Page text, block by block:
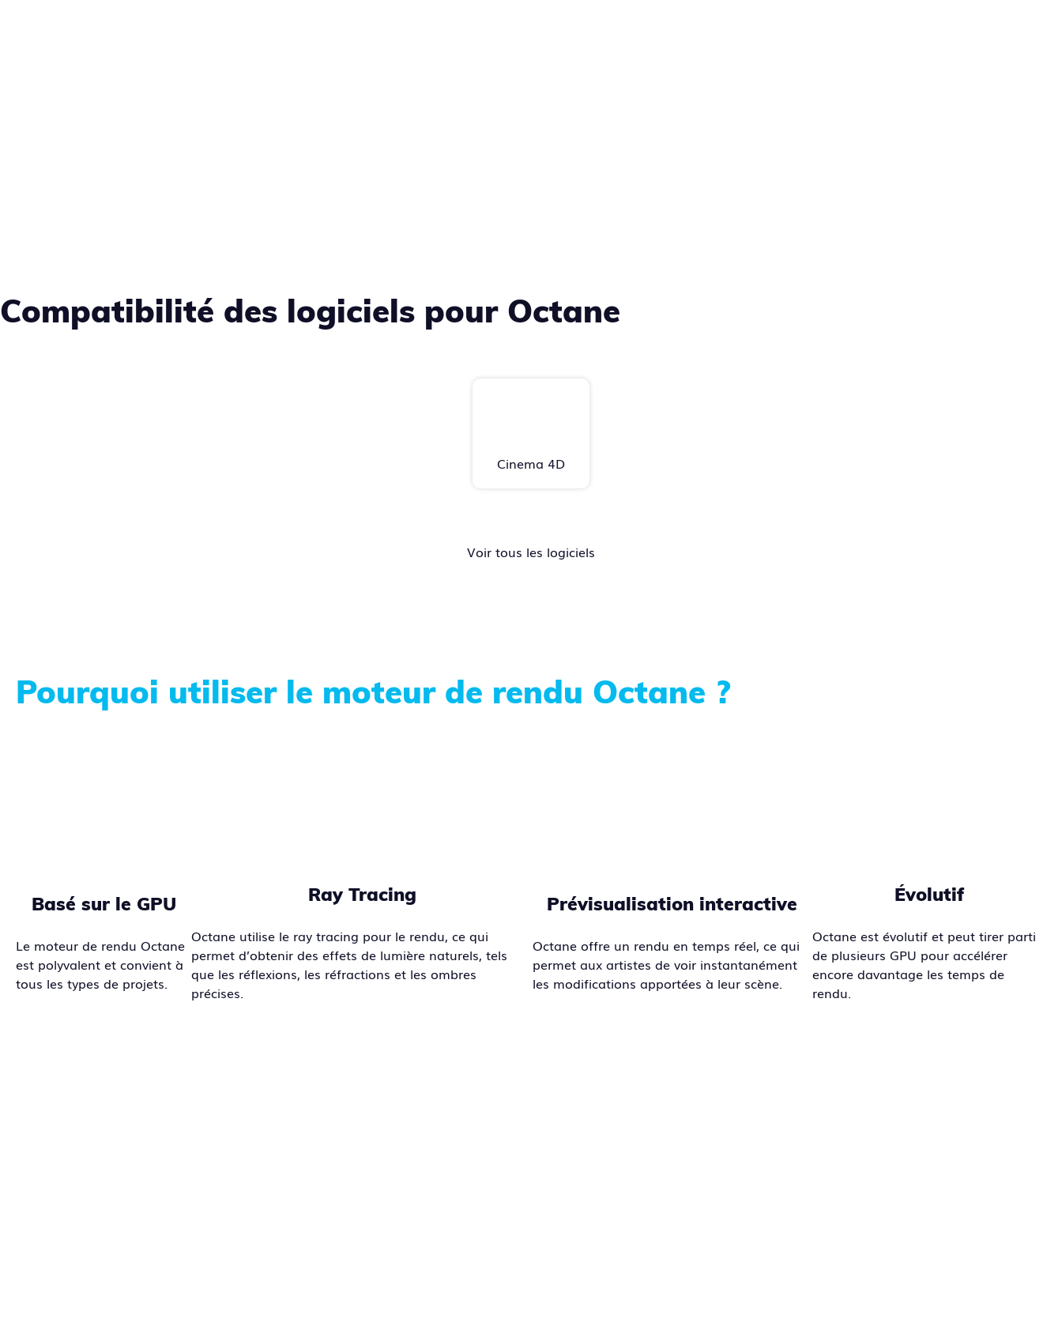
Compatibilité des logiciels pour Octane
Cinema 4D
Voir tous les logiciels
Pourquoi utiliser le moteur de rendu Octane ?
Basé sur le GPU
Le moteur de rendu Octane
est polyvalent et convient à
tous les types de projets.
Ray Tracing
Octane utilise le ray tracing pour le rendu, ce qui
permet d’obtenir des effets de lumière naturels, tels
que les réflexions, les réfractions et les ombres
précises.
Prévisualisation interactive
Octane offre un rendu en temps réel, ce qui
permet aux artistes de voir instantanément
les modifications apportées à leur scène.
Évolutif
Octane est évolutif et peut tirer parti
de plusieurs GPU pour accélérer
encore davantage les temps de
rendu.